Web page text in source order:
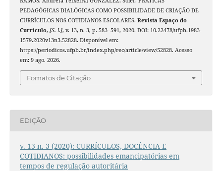
PEDAGÓGICAS DIALÓGICAS COMO POSSIBILIDADE DE CRIAÇÃO DE
CURRÍCULOS NOS COTIDIANOS ESCOLARES. Revista Espaço do
Currículo, [S. l.], v. 13, n. 3, p. 583–591, 2020. DOI: 10.22478/ufpb.1983-
1579.2020v13n3.52828. Disponível em:
https://periodicos.ufpb.br/index.php/rec/article/view/52828. Acesso
em: 9 ago. 2026.
Fomatos de Citação
EDIÇÃO
v. 13 n. 3 (2020): CURRÍCULOS, DOCÊNCIA E
COTIDIANOS: possibilidades emancipatórias em
tempos de regulação autoritária